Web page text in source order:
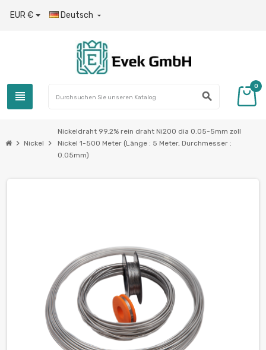
EUR € Deutsch 
view_headline search
0
chevron_right Nickel chevron_right
Nickeldraht 99.2% rein draht Ni200 dia 0.05-5mm zoll
Nickel 1-500 Meter (Länge : 5 Meter, Durchmesser :
0.05mm)